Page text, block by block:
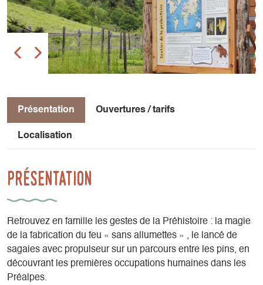
Présentation Ouvertures / tarifs
Localisation
Présentation
Retrouvez en famille les gestes de la Préhistoire : la magie
de la fabrication du feu « sans allumettes » , le lancé de
sagaies avec propulseur sur un parcours entre les pins, en
découvrant les premières occupations humaines dans les
Préalpes.